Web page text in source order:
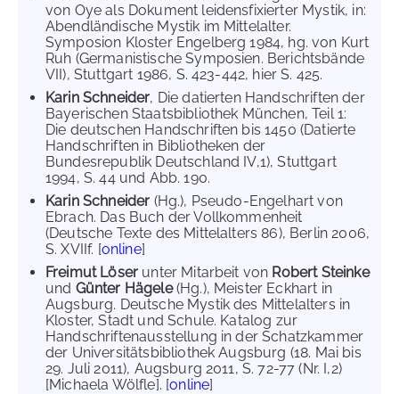
von Oye als Dokument leidensfixierter Mystik, in:
Abendländische Mystik im Mittelalter.
Symposion Kloster Engelberg 1984, hg. von Kurt
Ruh (Germanistische Symposien. Berichtsbände
VII), Stuttgart 1986, S. 423-442, hier S. 425.
Karin Schneider, Die datierten Handschriften der
Bayerischen Staatsbibliothek München, Teil 1:
Die deutschen Handschriften bis 1450 (Datierte
Handschriften in Bibliotheken der
Bundesrepublik Deutschland IV,1), Stuttgart
1994, S. 44 und Abb. 190.
Karin Schneider (Hg.), Pseudo-Engelhart von
Ebrach. Das Buch der Vollkommenheit
(Deutsche Texte des Mittelalters 86), Berlin 2006,
S. XVIIf. [online]
Freimut Löser unter Mitarbeit von Robert Steinke
und Günter Hägele(Hg.), Meister Eckhart in
Augsburg. Deutsche Mystik des Mittelalters in
Kloster, Stadt und Schule. Katalog zur
Handschriftenausstellung in der Schatzkammer
der Universitätsbibliothek Augsburg (18. Mai bis
29. Juli 2011), Augsburg 2011, S. 72-77 (Nr. I,2)
[Michaela Wölfle]. [online]